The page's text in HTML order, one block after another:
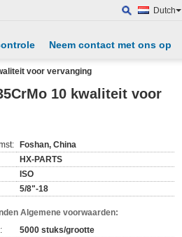
Dutch
Neem contact met ons op
voor vervanging
10 kwaliteit voor
Foshan, China
HX-PARTS
ISO
5/8"-18
Algemene voorwaarden:
5000 stuks/grootte